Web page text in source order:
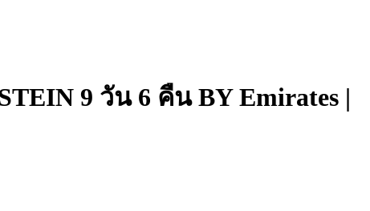
9 วัน 6 คืน BY Emirates |